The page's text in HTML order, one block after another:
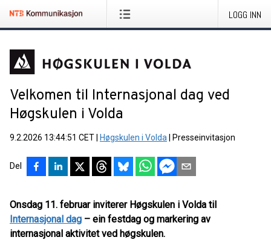
LOGG INN
Velkomen til Internasjonal dag ved
Høgskulen i Volda
9.2.2026 13:44:51 CET Høgskulen i Volda Presseinvitasjon
Del
Onsdag 11. februar inviterer Høgskulen i Volda til
Internasjonal dag – ein festdag og markering av
internasjonal aktivitet ved høgskulen.